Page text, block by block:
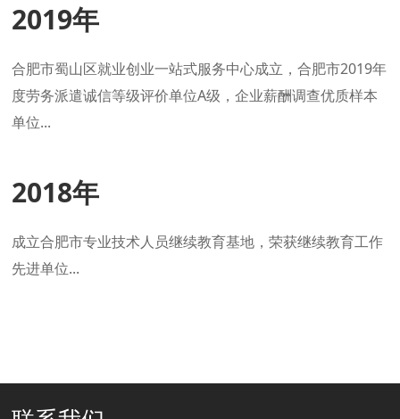
2019年
合肥市蜀山区就业创业一站式服务中心成立，合肥市2019年
度劳务派遣诚信等级评价单位A级，企业薪酬调查优质样本
单位...
2018年
成立合肥市专业技术人员继续教育基地，荣获继续教育工作
先进单位...